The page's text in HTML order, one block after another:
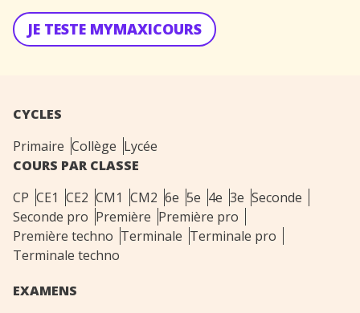
JE TESTE MYMAXICOURS
CYCLES
Primaire Collège Lycée
COURS PAR CLASSE
CP CE1 CE2 CM1 CM2 6e 5e 4e 3e Seconde
Seconde pro Première Première pro
Première techno Terminale Terminale pro
Terminale techno
EXAMENS